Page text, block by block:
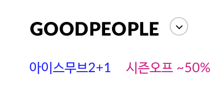
아이스무브2+1 시즌오프 ~50%